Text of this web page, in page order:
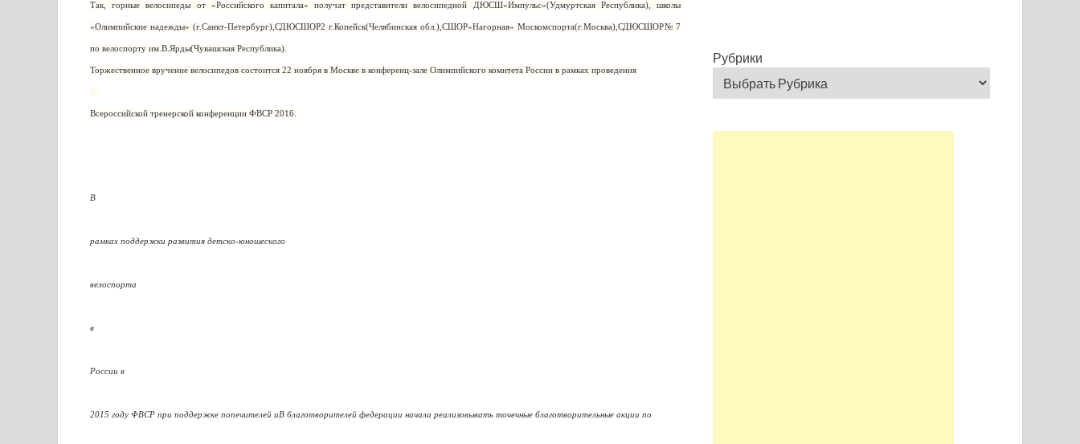
Так, горные велосипеды от «Российского капитала» получат представители велосипедной ДЮСШ«Импульс»(Удмуртская Республика), школы
«Олимпийские надежды» (г.Санкт-Петербург),СДЮСШОР2 г.Копейск(Челябинская обл.),СШОР«Нагорная» Москомспорта(г.Москва),СДЮСШОР№ 7
по велоспорту им.В.Ярды(Чувашская Республика).
Торжественное вручение велосипедов состоится 22 ноября в Москве в конференц-зале Олимпийского комитета России в рамках проведения
Всероссийской тренерской конференции ФВСР 2016.
В
рамках поддержки развития детско-юношеского
велоспорта
в
России в
2015 году ФВСР при поддержке попечителей иВ благотворителей федерации начала реализовывать точечные благотворительные акции по
Рубрики